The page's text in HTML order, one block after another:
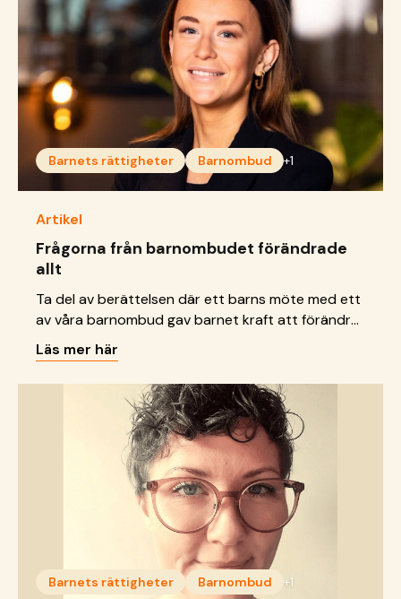
Barnets rättigheter Barnombud +1
Artikel
Frågorna från barnombudet förändrade
allt
Ta del av berättelsen där ett barns möte med ett
av våra barnombud gav barnet kraft att förändra
sin framtid.
Läs mer här
Barnets rättigheter Barnombud +1